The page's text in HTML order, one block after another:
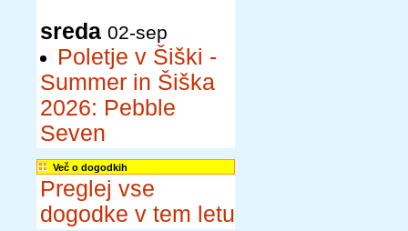
sreda 02-sep
Poletje v Šiški -
Summer in Šiška
2026: Pebble
Seven
Več o dogodkih
Preglej vse
dogodke v tem letu